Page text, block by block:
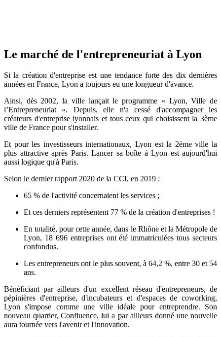
Le marché de l'entrepreneuriat à Lyon
Si la création d'entreprise est une tendance forte des dix dernières
années en France, Lyon a toujours eu une longueur d'avance.
Ainsi, dès 2002, la ville lançait le programme « Lyon, Ville de
l’Entrepreneuriat ». Depuis, elle n'a cessé d'accompagner les
créateurs d'entreprise lyonnais et tous ceux qui choisissent la 3ème
ville de France pour s'installer.
Et pour les investisseurs internationaux, Lyon est la 2ème ville la
plus attractive après Paris. Lancer sa boîte à Lyon est aujourd'hui
aussi logique qu'à Paris.
Selon le dernier rapport 2020 de la CCI, en 2019 :
65 % de l'activité concernaient les services ;
Et ces derniers représentent 77 % de la création d'entreprises !
En totalité, pour cette année, dans le Rhône et la Métropole de
Lyon, 18 696 entreprises ont été immatriculées tous secteurs
confondus.
Les entrepreneurs ont le plus souvent, à 64,2 %, entre 30 et 54
ans.
Bénéficiant par ailleurs d'un excellent réseau d'entrepreneurs, de
pépinières d'entreprise, d'incubateurs et d'espaces de coworking,
Lyon s'impose comme une ville idéale pour entreprendre. Son
nouveau quartier, Confluence, lui a par ailleurs donné une nouvelle
aura tournée vers l'avenir et l'innovation.